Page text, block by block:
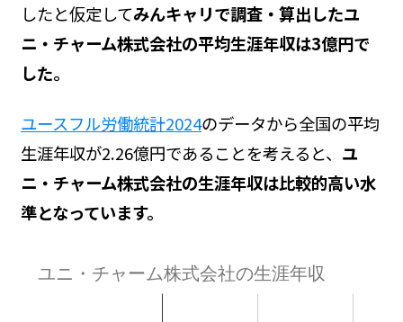
したと仮定してみんキャリで調査・算出したユ
ニ・チャーム株式会社の平均生涯年収は3億円で
した。
ユースフル労働統計2024のデータから全国の平均
生涯年収が2.26億円であることを考えると、 ユ
ニ・チャーム株式会社の生涯年収は比較的高い水
準となっています。